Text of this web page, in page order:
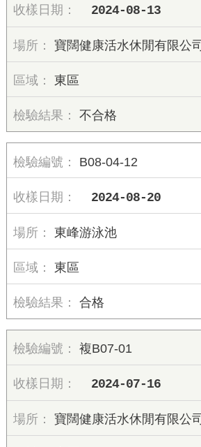
2024-08-13
寶闊健康活水休閒有限公司
東區
不合格
B08-04-12
2024-08-20
東峰游泳池
東區
合格
複B07-01
2024-07-16
寶闊健康活水休閒有限公司